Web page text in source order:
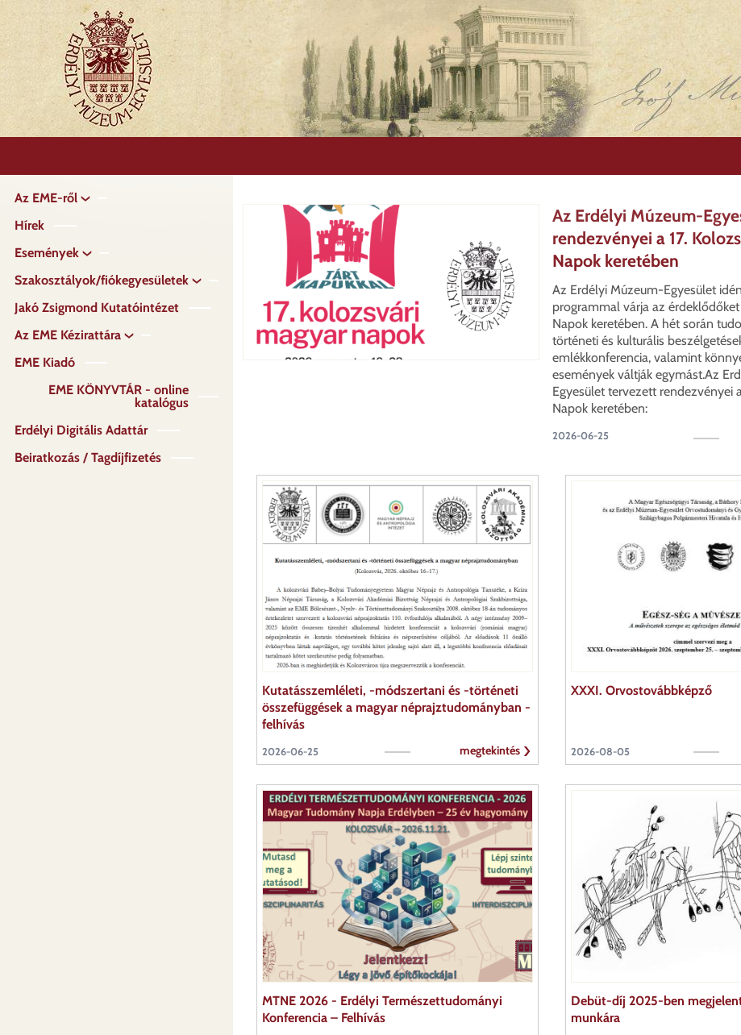
a
tartalomra
Az Erdélyi Múzeum-
rendezvényei a 17.
Napok keretében
Az Erdélyi Múzeum-Egyesület
programmal várja az
Napok keretében. A hét során
történeti és kulturális
emlékkonferencia, valamint
események váltják egymást.Az
Egyesület tervezett rendezvényei
Napok keretében:
2026-06-25
Kutatásszemléleti, -módszertani és -történeti
összefüggések a magyar néprajztudományban -
felhívás
2026-06-25 megtekintés
XXXI. Orvostovábbképző
2026-08-05
MTNE 2026 - Erdélyi Természettudományi
Konferencia – Felhívás
Debüt-díj 2025-ben
munkára
Fő
navigáció
Az EME-ről
Hírek
Események
Szakosztályok/fiókegyesületek
Jakó Zsigmond Kutatóintézet
Az EME Kézirattára
EME Kiadó
EME KÖNYVTÁR - online
katalógus
Erdélyi Digitális Adattár
Beiratkozás / Tagdíjfizetés